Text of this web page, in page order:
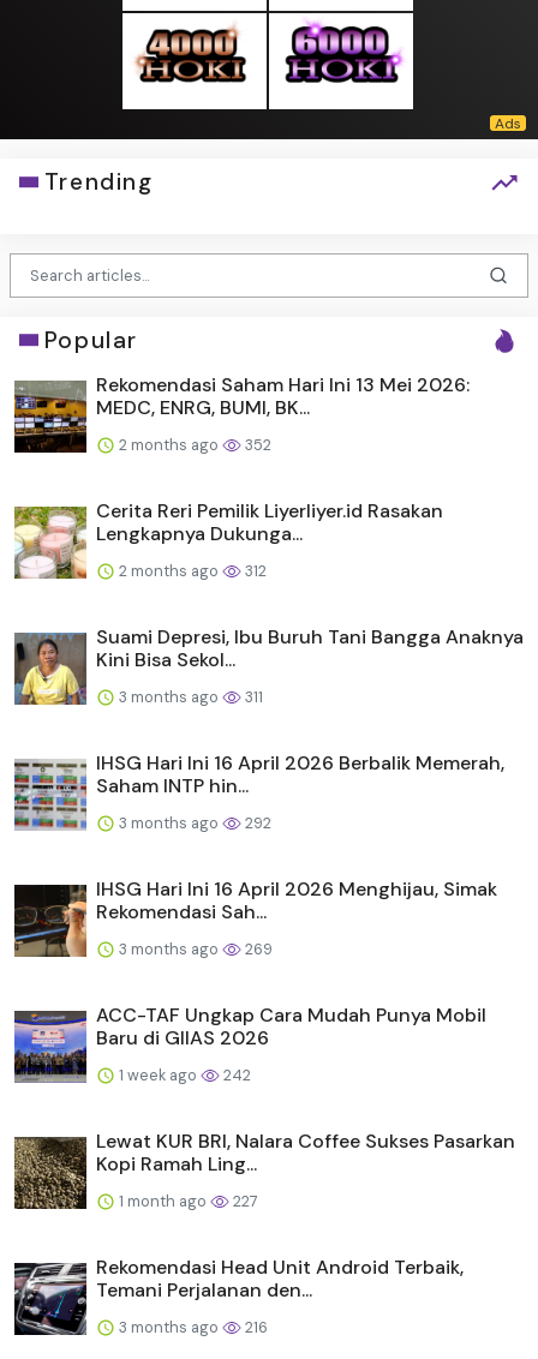
Trending
Popular
Rekomendasi Saham Hari Ini 13 Mei 2026:
MEDC, ENRG, BUMI, BK...
2 months ago 352
Cerita Reri Pemilik Liyerliyer.id Rasakan
Lengkapnya Dukunga...
2 months ago 312
Suami Depresi, Ibu Buruh Tani Bangga Anaknya
Kini Bisa Sekol...
3 months ago 311
IHSG Hari Ini 16 April 2026 Berbalik Memerah,
Saham INTP hin...
3 months ago 292
IHSG Hari Ini 16 April 2026 Menghijau, Simak
Rekomendasi Sah...
3 months ago 269
ACC-TAF Ungkap Cara Mudah Punya Mobil
Baru di GIIAS 2026
1 week ago 242
Lewat KUR BRI, Nalara Coffee Sukses Pasarkan
Kopi Ramah Ling...
1 month ago 227
Rekomendasi Head Unit Android Terbaik,
Temani Perjalanan den...
3 months ago 216